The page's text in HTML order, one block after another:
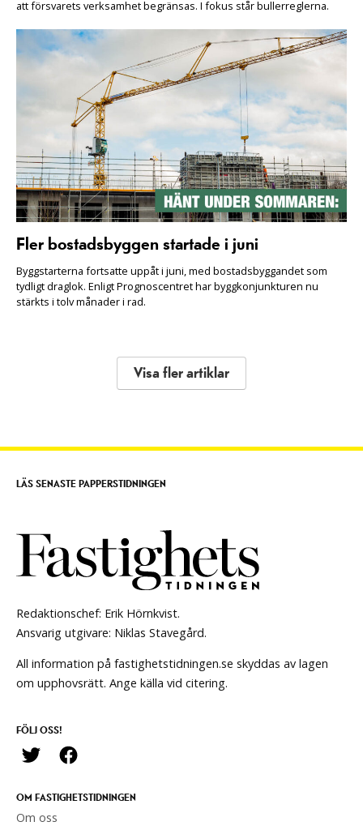
att försvarets verksamhet begränsas. I fokus står bullerreglerna.
Fler bostadsbyggen startade i juni
Byggstarterna fortsatte uppåt i juni, med bostadsbyggandet som
tydligt draglok. Enligt Prognoscentret har byggkonjunkturen nu
stärkts i tolv månader i rad.
Visa fler artiklar
Redaktionschef: Erik Hörnkvist.
Ansvarig utgivare: Niklas Stavegård.
All information på fastighetstidningen.se skyddas av lagen
om upphovsrätt. Ange källa vid citering.
FÖLJ OSS!
OM FASTIGHETSTIDNINGEN
Om oss
LÄS SENASTE PAPPERSTIDNINGEN